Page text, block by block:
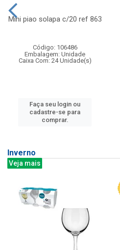
Mini piao solapa c/20 ref 863
Código: 106486
Embalagem: Unidade
Caixa Com: 24 Unidade(s)
Faça seu login ou
cadastre-se para
comprar.
Inverno
Veja mais